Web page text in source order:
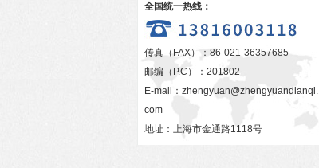
全国统一热线：
传真（FAX）：86-021-36357685
邮编（P.C）：201802
E-mail： zhengyuan@zhengyuandianqi.
com
地址：上海市金通路1118号